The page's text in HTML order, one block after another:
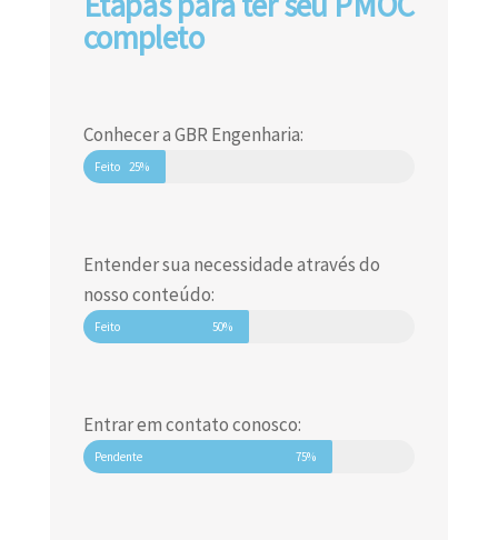
completo
Conhecer a GBR Engenharia:
Feito 25%
Entender sua necessidade através do
nosso conteúdo:
Feito 50%
Entrar em contato conosco:
Pendente 75%